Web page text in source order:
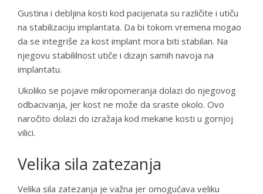
Gustina i debljina kosti kod pacijenata su različite i utiču
na stabilizaciju implantata. Da bi tokom vremena mogao
da se integriše za kost implant mora biti stabilan. Na
njegovu stabililnost utiče i dizajn samih navoja na
implantatu.
Ukoliko se pojave mikropomeranja dolazi do njegovog
odbacivanja, jer kost ne može da sraste okolo. Ovo
naročito dolazi do izražaja kod mekane kosti u gornjoj
vilici.
Velika sila zatezanja
Velika sila zatezanja je važna jer omogućava veliku